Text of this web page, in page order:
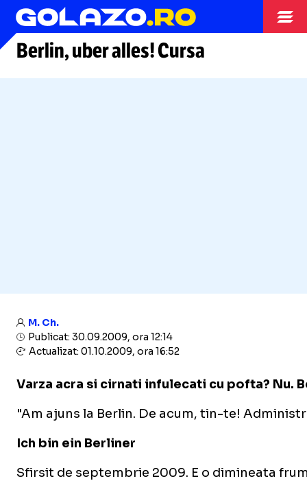
Arhiva
Berlin, uber alles! Cursa
M. Ch.
Publicat: 30.09.2009, ora 12:14
Actualizat: 01.10.2009, ora 16:52
Varza acra si cirnati infulecati cu pofta? Nu.
"Am ajuns la Berlin. De acum, tin-te!
Ich bin ein Berliner
Sfirsit de septembrie 2009. E o dimineata